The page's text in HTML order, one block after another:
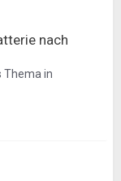
nach
Thema in